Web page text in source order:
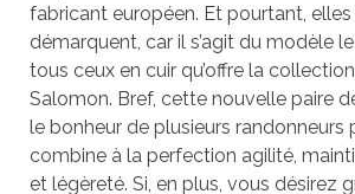
fabricant européen. Et pourtant, elles
démarquent, car il s’agit du modèle
tous ceux en cuir qu’offre la
Salomon. Bref, cette nouvelle paire
le bonheur de plusieurs randonneurs
combine à la perfection agilité,
et légèreté. Si, en plus, vous désirez